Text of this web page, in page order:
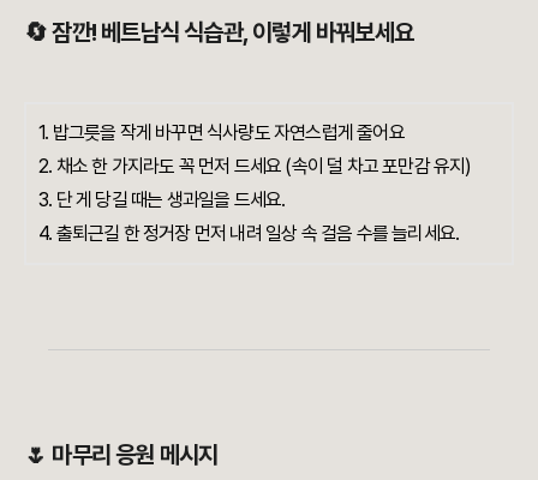
🔄 잠깐! 베트남식 식습관, 이렇게 바꿔보세요
1. 밥그릇을 작게 바꾸면 식사량도 자연스럽게 줄어요
2. 채소 한 가지라도 꼭 먼저 드세요 (속이 덜 차고 포만감 유지)
3. 단 게 당길 때는 생과일을 드세요.
4. 출퇴근길 한 정거장 먼저 내려 일상 속 걸음 수를 늘리세요.
🌷 마무리 응원 메시지